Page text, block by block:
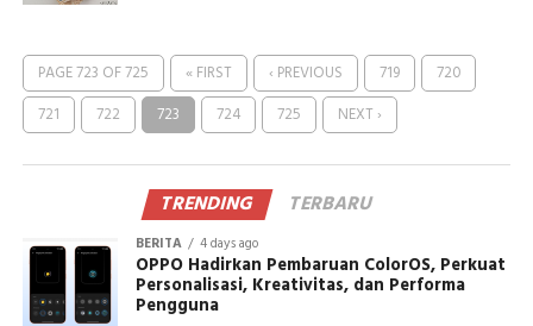
PAGE 723 OF 725 « FIRST ‹ PREVIOUS 719
720
721
722 723 724 725 NEXT ›
TRENDING TERBARU
BERITA 4 days ago
OPPO Hadirkan Pembaruan ColorOS, Perkuat
Personalisasi, Kreativitas, dan Performa
Pengguna